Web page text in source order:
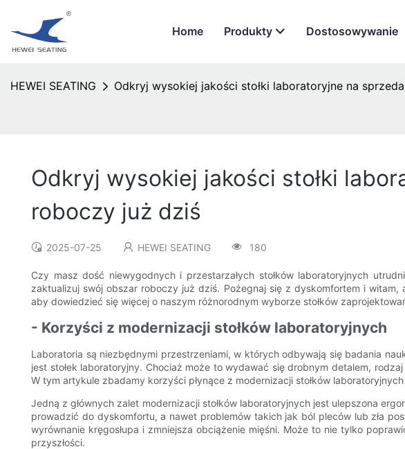
Home Produkty Dostosowywanie
HEWEI SEATING Odkryj wysokiej jakości stołki laboratoryjne na
Odkryj wysokiej jakości stołki
roboczy już dziś
2025-07-25 HEWEI SEATING 180
Czy masz dość niewygodnych i przestarzałych stołków laboratoryjnych
zaktualizuj swój obszar roboczy już dziś. Pożegnaj się z dyskomfortem i
aby dowiedzieć się więcej o naszym różnorodnym wyborze stołków
- Korzyści z modernizacji stołków laboratoryjnych
Laboratoria są niezbędnymi przestrzeniami, w których odbywają się badania
jest stołek laboratoryjny. Chociaż może to wydawać się drobnym detalem,
W tym artykule zbadamy korzyści płynące z modernizacji stołków
Jedną z głównych zalet modernizacji stołków laboratoryjnych jest ulepszona
prowadzić do dyskomfortu, a nawet problemów takich jak ból pleców lub zła
wyrównanie kręgosłupa i zmniejsza obciążenie mięśni. Może to nie tylko
przyszłości.